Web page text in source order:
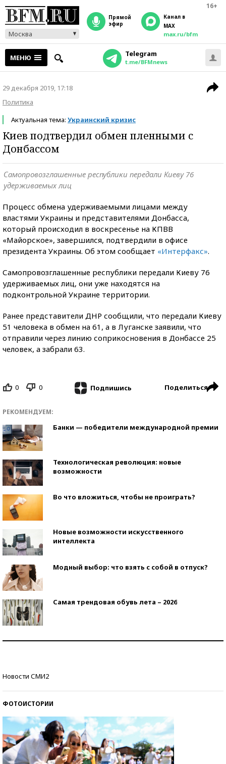
16+
Москва
прямой
эфир
Канал в
MAX
max.ru/bfm
МЕНЮ Telegram
t.me/BFMnews
29 декабря 2019, 17:18
Политика
Актуальная тема: Украинский кризис
Киев подтвердил обмен пленными с
Донбассом
Самопровозглашенные республики передали Киеву 76
удерживаемых лиц
Процесс обмена удерживаемыми лицами между
властями Украины и представителями Донбасса,
который происходил в воскресенье на КПВВ
«Майорское», завершился, подтвердили в офисе
президента Украины. Об этом сообщает «Интерфакс».
Самопровозглашенные республики передали Киеву 76
удерживаемых лиц, они уже находятся на
подконтрольной Украине территории.
Ранее представители ДНР сообщили, что передали Киеву
51 человека в обмен на 61, а в Луганске заявили, что
отправили через линию соприкосновения в Донбассе 25
человек, а забрали 63.
0 0 Подпишись Поделиться
РЕКОМЕНДУЕМ:
Банки — победители международной премии
Технологическая революция: новые
возможности
Во что вложиться, чтобы не проиграть?
Новые возможности искусственного
интеллекта
Модный выбор: что взять с собой в отпуск?
Самая трендовая обувь лета – 2026
Новости СМИ2
ФОТОИСТОРИИ